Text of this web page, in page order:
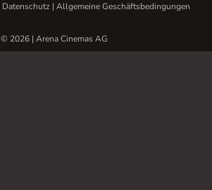
Datenschutz | Allgemeine Geschäftsbedingungen
© 2026 | Arena Cinemas AG